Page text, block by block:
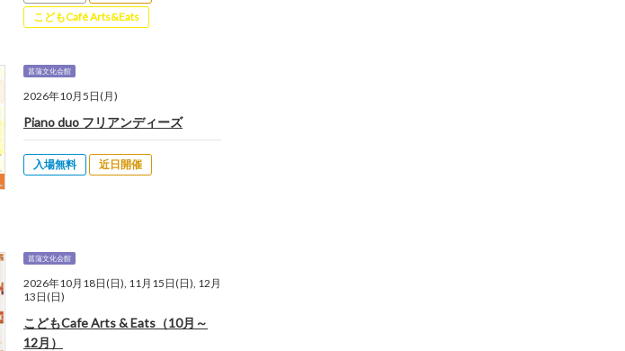
こどもCafé Arts&Eats
菖蒲文化会館
2026年10月5日(月)
Piano duo フリアンディーズ
入場無料 近日開催
菖蒲文化会館
2026年10月18日(日), 11月15日(日), 12月
13日(日)
こどもCafe Arts & Eats（10月～
12月）